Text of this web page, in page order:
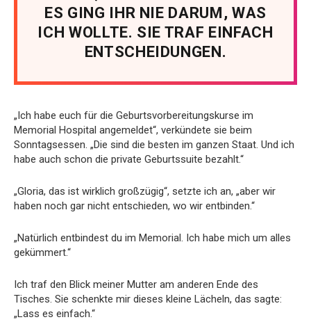
ES GING IHR NIE DARUM, WAS
ICH WOLLTE. SIE TRAF EINFACH
ENTSCHEIDUNGEN.
„Ich habe euch für die Geburtsvorbereitungskurse im
Memorial Hospital angemeldet“, verkündete sie beim
Sonntagsessen. „Die sind die besten im ganzen Staat. Und ich
habe auch schon die private Geburtssuite bezahlt.“
„Gloria, das ist wirklich großzügig“, setzte ich an, „aber wir
haben noch gar nicht entschieden, wo wir entbinden.“
„Natürlich entbindest du im Memorial. Ich habe mich um alles
gekümmert.“
Ich traf den Blick meiner Mutter am anderen Ende des
Tisches. Sie schenkte mir dieses kleine Lächeln, das sagte:
„Lass es einfach.“